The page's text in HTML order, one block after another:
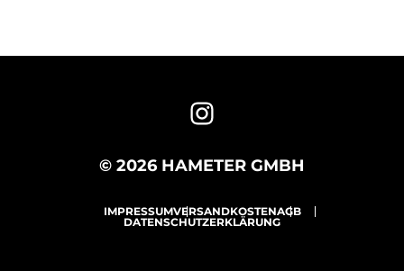
© 2026 HAMETER GMBH
IMPRESSUMVERSANDKOSTENAGB
DATENSCHUTZERKLÄRUNG